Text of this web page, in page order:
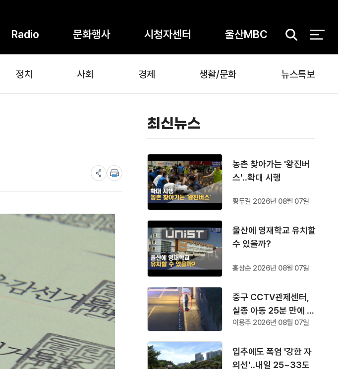
Radio 문화행사 시청자센터 울산MBC
검
정치 사회 경제 생활/문화 뉴스특보
최신뉴스
농촌 찾아가는 '왕진버
스'‥확대 시행
황두길 2026년 08월 07일
울산에 영재학교 유치할
수 있을까?
홍상순 2026년 08월 07일
중구 CCTV관제센터,
실종 아동 25분 만에 찾
아
이용주 2026년 08월 07일
입추에도 폭염 '강한 자
외선'‥내일 25~33도